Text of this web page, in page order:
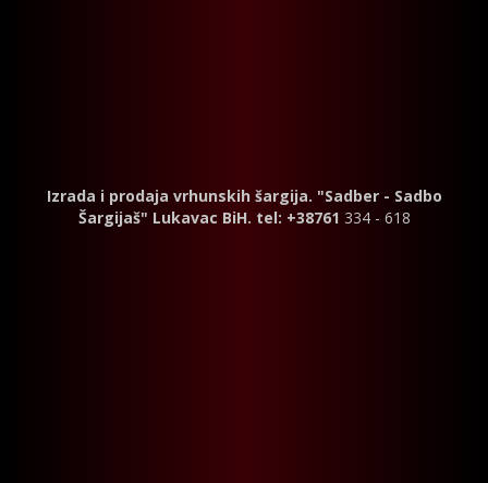
Izrada i prodaja vrhunskih šargija. "Sadber - Sadbo
Šargijaš" Lukavac BiH. tel: +38761 334 - 618